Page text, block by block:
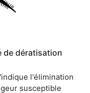
de dératisation
l'élimination
susceptible